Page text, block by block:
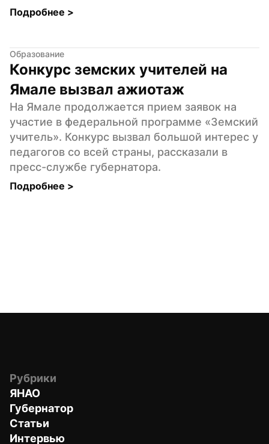
Подробнее >
Образование
Конкурс земских учителей на
Ямале вызвал ажиотаж
На Ямале продолжается прием заявок на
участие в федеральной программе «Земский
учитель». Конкурс вызвал большой интерес у
педагогов со всей страны, рассказали в
пресс-службе губернатора.
Подробнее >
Рубрики
ЯНАО
Губернатор
Статьи
Интервью